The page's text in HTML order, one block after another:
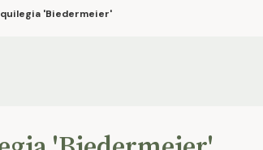
'Biedermeier'